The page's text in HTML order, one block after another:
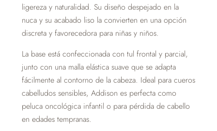
ligereza y naturalidad. Su diseño despejado en la
nuca y su acabado liso la convierten en una opción
discreta y favorecedora para niñas y niños.
La base está confeccionada con tul frontal y parcial,
junto con una malla elástica suave que se adapta
fácilmente al contorno de la cabeza. Ideal para cueros
cabelludos sensibles, Addison es perfecta como
peluca oncológica infantil o para pérdida de cabello
en edades tempranas.